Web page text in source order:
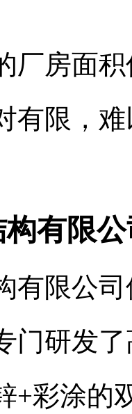
厂房面
有限，
有限
有限公
门研发
+彩涂的